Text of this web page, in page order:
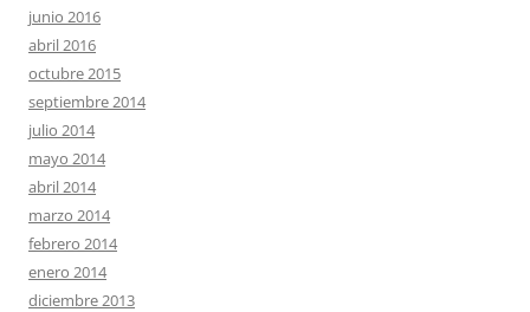
junio 2016
abril 2016
octubre 2015
septiembre 2014
julio 2014
mayo 2014
abril 2014
marzo 2014
febrero 2014
enero 2014
diciembre 2013